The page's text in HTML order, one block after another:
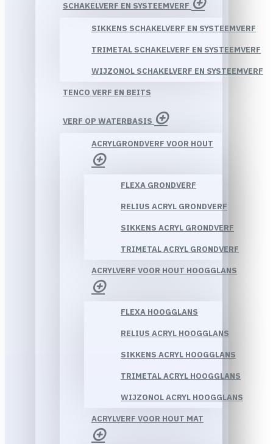
SCHAKELVERF EN SYSTEEMVERF
SIKKENS SCHAKELVERF EN SYSTEEMVERF
TRIMETAL SCHAKELVERF EN SYSTEEMVERF
WIJZONOL SCHAKELVERF EN SYSTEEMVERF
TENCO VERF EN BEITS
VERF OP WATERBASIS
ACRYLGRONDVERF VOOR HOUT
FLEXA GRONDVERF
RELIUS ACRYL GRONDVERF
SIKKENS ACRYL GRONDVERF
TRIMETAL ACRYL GRONDVERF
ACRYLVERF VOOR HOUT HOOGGLANS
FLEXA HOOGGLANS
RELIUS ACRYL HOOGGLANS
SIKKENS ACRYL HOOGGLANS
TRIMETAL ACRYL HOOGGLANS
WIJZONOL ACRYL HOOGGLANS
ACRYLVERF VOOR HOUT MAT